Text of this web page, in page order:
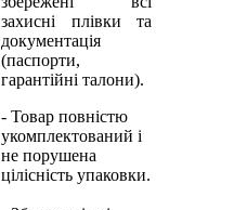
захисні плівки та
документація
(паспорти,
гарантійні талони).
- Товар повністю
укомплектований і
не порушена
цілісність упаковки.